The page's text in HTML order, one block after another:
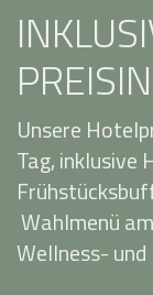
Unsere
Tag, inklusive
Wahlmenü
Wellness-